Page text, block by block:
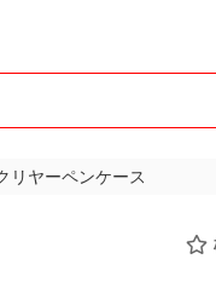
ヤーペンケース